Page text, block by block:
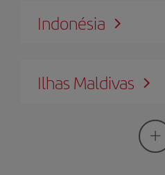
Indonésia
Ilhas Maldivas